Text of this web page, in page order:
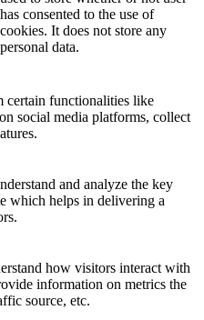
has consented to the use of
cookies. It does not store any
personal data.
certain functionalities like
social media platforms, collect
and analyze the key
which helps in delivering a
how visitors interact with
information on metrics the
source, etc.